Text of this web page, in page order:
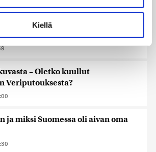
henkilötietojasi käsitellään ja miten
peruuttaa sen milloin vain
median ominaisuuksien
analysoimiseen. Lisäksi
median, mainosalan ja analytiikka-
voivat yhdistää näitä
joita olet antanut heille tai joita on
heidän palvelujaan. Tietoja
ulkomaille.
Kiellä
Lentokentän droonilöytöä
– Oletko kuullut
Veriputouksesta?
ja miksi Suomessa oli aivan oma